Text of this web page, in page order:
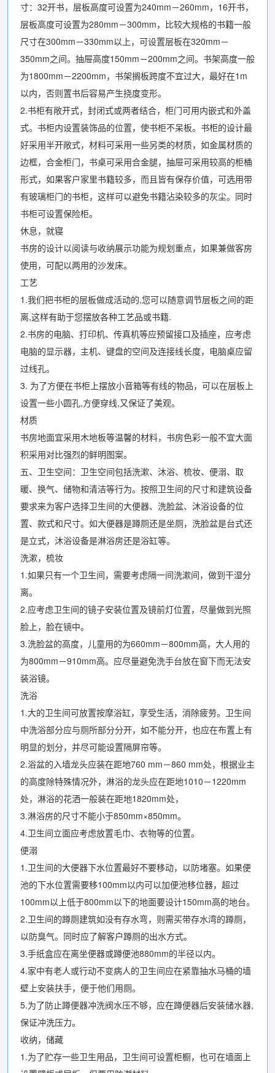
寸：32开书，层板高度可设置为240mm－260mm，16开书，
层板高度可设置为280mm－300mm，比较大规格的书籍一般
尺寸在300mm－330mm以上，可设置层板在320mm－
350mm之间。抽屉高度150mm－200mm之间。书架高度一般
为1800mm－2200mm，书架搁板跨度不宜过大，最好在1m
以内，否则置书后容易产生挠度变形。
2.书柜有敞开式，封闭式或两者结合，柜门可用内嵌式和外盖
式。书柜内设置装饰品的位置，使书柜不呆板。书柜的设计最
好采用半开敞式，材料可采用一些另类的材质，如金属材质的
边框，合金柜门，书桌可采用合金腿，抽屉可采用较高的柜桶
形式，如果客户家里书籍较多，而且皆有保存价值，可选用带
有玻璃柜门的书柜，这样可以避免书籍沾染较多的灰尘。同时
书柜可设置保险柜。
休息，就寝
书房的设计以阅读与收纳展示功能为规划重点，如果兼做客房
使用，可配以两用的沙发床。
工艺
1.我们把书柜的层板做成活动的,您可以随意调节层板之间的距
离,这样有助于您摆放各种工艺品或书籍.
2.书房的电脑、打印机、传真机等应预留接口及插座，应考虑
电脑的显示器，主机、键盘的空间及连接线长度，电脑桌应留
过线孔。
3. 为了方便在书柜上摆放小音箱等有线的物品，可以在层板上
设置一些小圆孔,方便穿线,又保证了美观。
材质
书房地面宜采用木地板等温馨的材料，书房色彩一般不宜大面
积采用对比强烈的鲜明图案。
五、卫生空间：卫生空间包括洗漱、沐浴、梳妆、便溺、取
暖、换气、储物和清洁等行为。按照卫生间的尺寸和建筑设备
要求来为客户选择卫生间的大便器、洗脸盆、沐浴设备的位
置、款式和尺寸。如大便器是蹲厕还是坐厕，洗脸盆是台式还
是立式，沐浴设备是淋浴房还是浴缸等。
洗漱，梳妆
1.如果只有一个卫生间，需要考虑隔一间洗漱间，做到干湿分
离。
2.应考虑卫生间的镜子安装位置及镜前灯位置，尽量做到光照
脸上，脸在镜中。
3.洗脸盆的高度，儿童用的为660mm－800mm高，大人用的
为800mm－910mm高。应尽量避免洗手台放在窗下而无法安
装浴镜。
洗浴
1.大的卫生间可放置按摩浴缸，享受生活，消除疲劳。卫生间
中洗浴部分应与厕所部分分开，如不能分开，也应在布置上有
明显的划分，并尽可能设置隔屏帘等。
2.浴盆的入墙龙头应装在距地760 mm－860 mm处，根据业主
的高度除特殊情况外，淋浴的龙头应在距地1010－1220mm
处，淋浴的花洒一般装在距地1820mm处，
3.淋浴房的尺寸不能小于850mm×850mm。
4.卫生间立面应考虑放置毛巾、衣物等的位置。
便溺
1.卫生间的大便器下水位置最好不要移动，以防堵塞。如果便
池的下水位置需要移100mm以内可以加便池移位器，超过
100mm以上低于800mm以下的地面要设计150mm高的地台。
2.卫生间的蹲厕建筑如没有存水弯，则需买带存水湾的蹲厕，
以防臭气。同时应了解客户蹲厕的出水方式。
3.手纸盒应在离坐便器或蹲便池880mm的半径以内。
4.家中有老人或行动不变病人的卫生间应在紧靠抽水马桶的墙
壁上安装扶手，便于他们用厕。
5.为了防止蹲便器冲洗阀水压不够，应在蹲便器后安装储水器,
保证冲洗压力。
收纳，储藏
1.为了贮存一些卫生用品，卫生间可设置柜橱，也可在墙面上